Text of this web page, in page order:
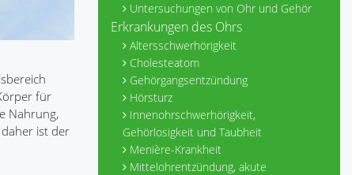
für
Nahrung,
ist der
Untersuchungen von Ohr und Gehör
Erkrankungen des Ohrs
Altersschwerhörigkeit
Cholesteatom
Gehörgangsentzündung
Hörsturz
Innenohrschwerhörigkeit,
Gehörlosigkeit und Taubheit
Menière-Krankheit
Mittelohrentzündung, akute